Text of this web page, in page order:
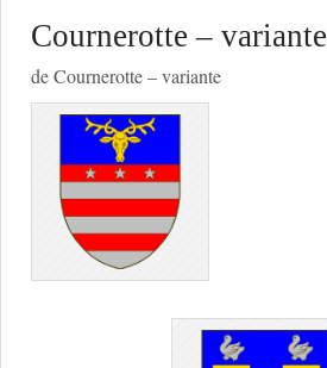
Cournerotte – variante
de Cournerotte – variante